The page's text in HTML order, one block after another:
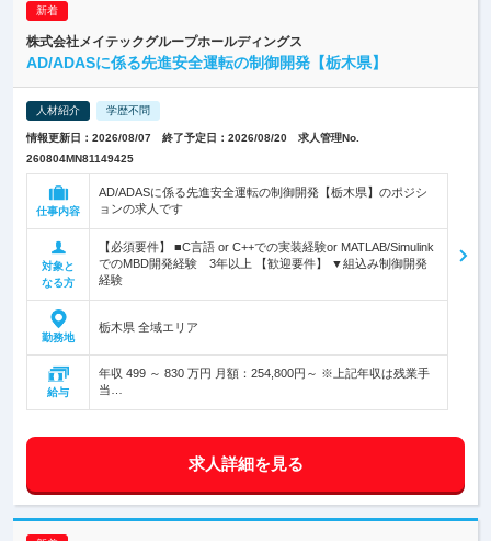
株式会社メイテックグループホールディングス
AD/ADASに係る先進安全運転の制御開発【栃木県】
人材紹介 学歴不問
情報更新日：2026/08/07 終了予定日：2026/08/20 求人管理No.
260804MN81149425
仕事内容
AD/ADASに係る先進安全運転の制御開発【栃木県】のポジシ
ョンの求人です
対象と
なる方
【必須要件】 ■C言語 or C++での実装経験or MATLAB/Simulink
でのMBD開発経験 3年以上 【歓迎要件】 ▼組込み制御開発
経験
勤務地
栃木県 全域エリア
給与
年収 499 ～ 830 万円 月額：254,800円～ ※上記年収は残業手
当…
求人詳細を見る